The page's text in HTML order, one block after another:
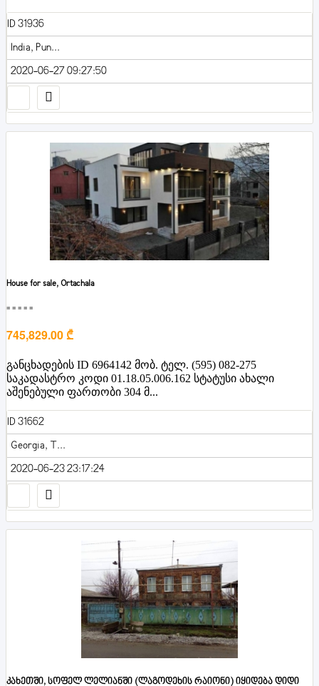
ID 31936
India, Pun...
2020-06-27 09:27:50
House for sale, Ortachala
■■■■■
745,829.00 ₾
განცხადების ID 6964142 მობ. ტელ. (595) 082-275
საკადასტრო კოდი 01.18.05.006.162 სტატუსი ახალი
აშენებული ფართობი 304 მ...
ID 31662
Georgia, T...
2020-06-23 23:17:24
კახეთში, სოფელ ლელიანში (ლაგოდეხის რაიონი) იყიდება დიდი